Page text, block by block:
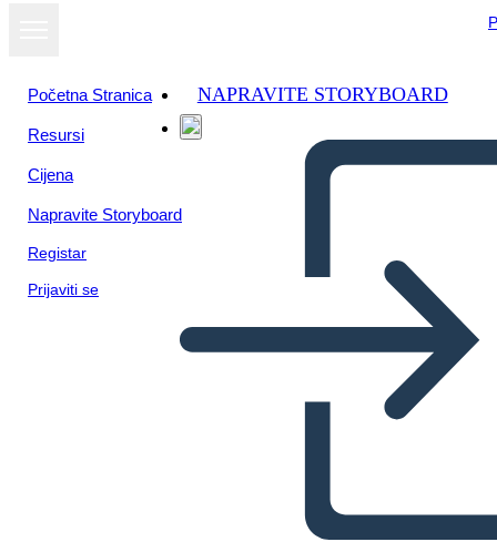
Početna Stranica
Resursi
Cijena
Napravite Storyboard
Registar
Prijaviti se
NAPRAVITE STORYBOARD
Karta ćelijskog pauka s